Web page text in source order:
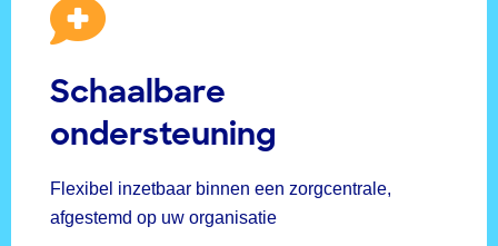
Schaalbare
ondersteuning
Flexibel inzetbaar binnen een zorgcentrale,
afgestemd op uw organisatie